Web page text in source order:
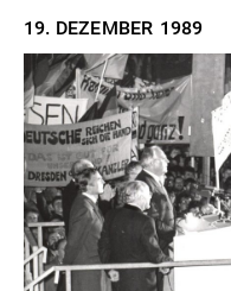
19. DEZEMBER 1989